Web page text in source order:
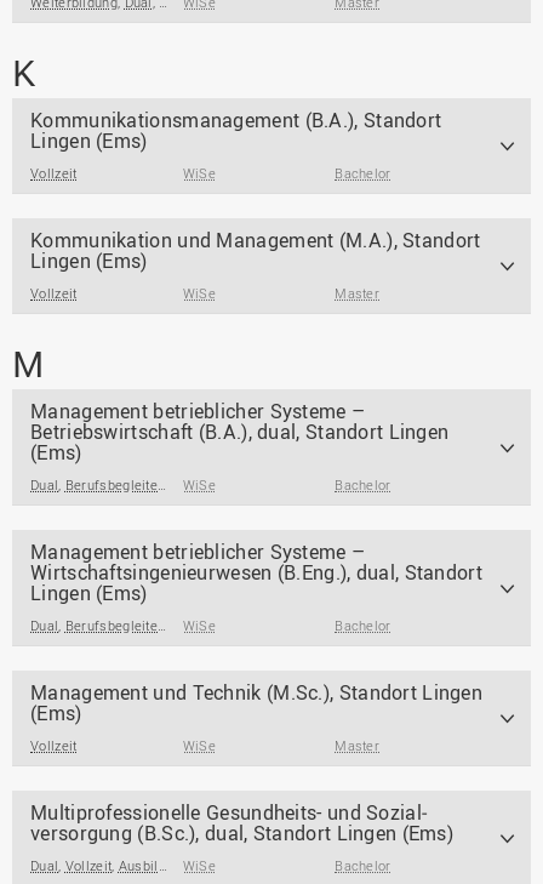
K
Kommunikationsmanagement (B.A.), Standort
Lingen (Ems)
Vollzeit WiSe Bachelor
Kommunikation und Management (M.A.), Standort
Lingen (Ems)
Vollzeit WiSe Master
M
Management betrieblicher Systeme –
Betriebswirtschaft (B.A.), dual, Standort Lingen
(Ems)
Dual, Berufsbegleitend / Berufsintegrierend WiSe Bachelor
Management betrieblicher Systeme –
Wirtschaftsingenieurwesen (B.Eng.), dual, Standort
Lingen (Ems)
Dual, Berufsbegleitend / Berufsintegrierend WiSe Bachelor
Management und Technik (M.Sc.), Standort Lingen
(Ems)
Vollzeit WiSe Master
Multi­professionelle Gesundheits- und Sozial­
versorgung (B.Sc.), dual, Standort Lingen (Ems)
Dual, Vollzeit, Ausbildungsbegleitend/ Ausbildungsintegrierend WiSe Bachelor